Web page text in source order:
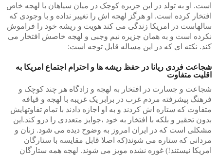
است. او به تولد در این جزیره کوچک در میان سیاهان با لهجه خاص
افتخار کرده است. او هرگز لهجه اش را تغییر نداده و با وجودی که
سالهاست در امریکا زندگی می کند هویت و ریشه خود را فراموش
نکرده است و به همان جزیره نیم وجبی و لهجه خاصش افتخار می
کند. نکته ای که در این مساله قابل توجه است:
شجاعت فردی ریانا در حفظ ریشه ها و احترام اجتماع امریکا به
اقلیت متفاوت
شجاعت و جسارت در افتخار به لهجه و زادگاه هر چند کوچک و
فرهنگ پیشرفته مردم غرب در برابر یک غریبه با لهجه و قیافه
متفاوت که ستاره اش کردند و به او اجازه دادند با تمام تفاوتهایش
بدون تحقیر و بلکه با افتخار به خود ،جوایز متعددی را درو کند.این
مشکلی است که در ایران امروز به وضوح دیده می شود. زنان و
مردانی که ستاره می شوند(که اصلا قابل مقایسه با ستارگان
امریکا نیستند!) غوره نشده مویز می شوند. لهجه همه ستارگان